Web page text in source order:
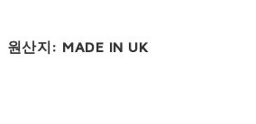
원산지: MADE IN UK